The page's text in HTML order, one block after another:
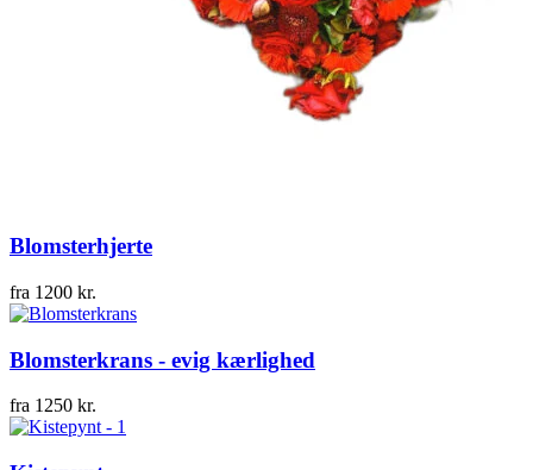
Blomsterhjerte
fra 1200 kr.
Blomsterkrans - evig kærlighed
fra 1250 kr.